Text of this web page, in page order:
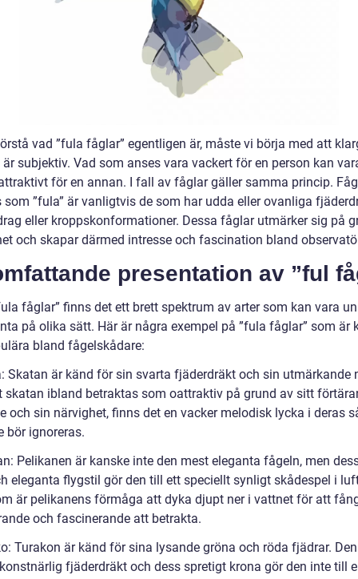
vad ”fula fåglar” egentligen är, måste vi börja med att
subjektiv. Vad som anses vara vackert för en person kan
för en annan. I fall av fåglar gäller samma princip.
som ”fula” är vanligtvis de som har udda eller ovanliga
eller kroppskonformationer. Dessa fåglar utmärker sig på
och skapar därmed intresse och fascination bland
presentation av ”ful
fåglar” finns det ett brett spektrum av arter som kan vara
på olika sätt. Här är några exempel på ”fula fåglar” som är
bland fågelskådare:
Skatan är känd för sin svarta fjäderdräkt och sin utmärkande
skatan ibland betraktas som oattraktiv på grund av sitt
och sin närvighet, finns det en vacker melodisk lycka i deras
bör ignoreras.
Pelikanen är kanske inte den mest eleganta fågeln, men
eleganta flygstil gör den till ett speciellt synligt skådespel i
är pelikanens förmåga att dyka djupt ner i vattnet för att
och fascinerande att betrakta.
Turakon är känd för sina lysande gröna och röda fjädrar.
fjäderdräkt och dess spretigt krona gör den inte till